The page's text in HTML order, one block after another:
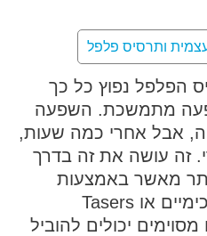
ותרסיס פלפל
הפלפל נפוץ כל כך
מתמשכת. השפעה
אבל אחרי כמה שעות,
זה עושה את זה בדרך
מאשר באמצעות
רובים, הרתעה cjunrho כימיים או Tasers
יכולים להוביל